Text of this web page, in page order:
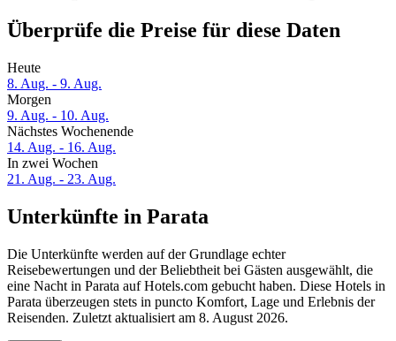
Überprüfe die Preise für diese Daten
Heute
8. Aug. - 9. Aug.
Morgen
9. Aug. - 10. Aug.
Nächstes Wochenende
14. Aug. - 16. Aug.
In zwei Wochen
21. Aug. - 23. Aug.
Unterkünfte in Parata
Die Unterkünfte werden auf der Grundlage echter
Reisebewertungen und der Beliebtheit bei Gästen ausgewählt, die
eine Nacht in Parata auf Hotels.com gebucht haben. Diese Hotels in
Parata überzeugen stets in puncto Komfort, Lage und Erlebnis der
Reisenden. Zuletzt aktualisiert am 8. August 2026.